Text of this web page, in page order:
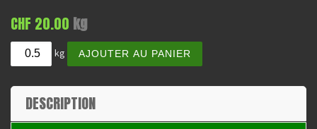
CHF 20.00 kg
kg
quantité de Viande hachée d'agneau
AJOUTER AU PANIER
e
DESCRIPTION